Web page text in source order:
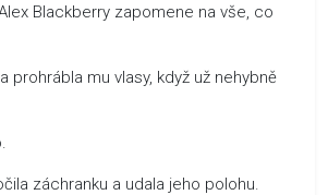
Blackberry zapomene na vše, co
prohrábla mu vlasy, když už nehybně
záchranku a udala jeho polohu.